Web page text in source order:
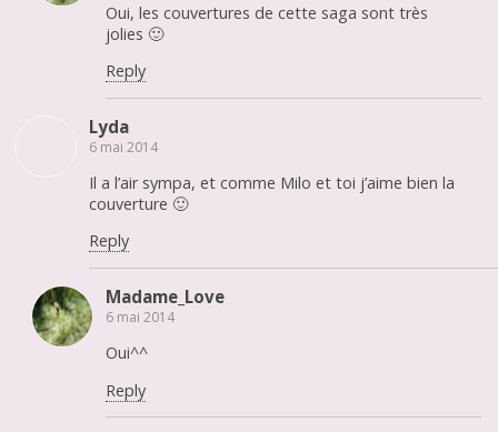
Oui, les couvertures de cette saga sont très
jolies 🙂
Reply
Lyda
6 mai 2014
Il a l’air sympa, et comme Milo et toi j’aime bien la
couverture 🙂
Reply
Madame_Love
6 mai 2014
Oui^^
Reply